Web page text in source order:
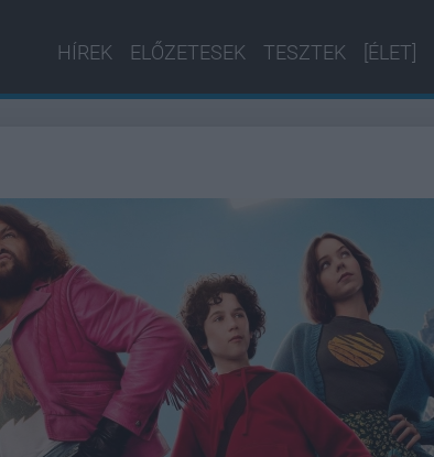
HÍREK ELŐZETESEK TESZTEK [ÉLET]